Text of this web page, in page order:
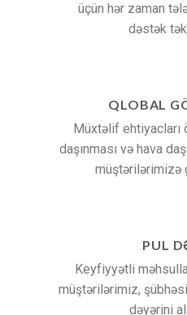
üçün hər zaman
dəstək
QLOBAL
Müxtəlif ehtiyacları
daşınması və hava
müştərilərimizə
PUL
Keyfiyyətli
müştərilərimiz,
dəyərini